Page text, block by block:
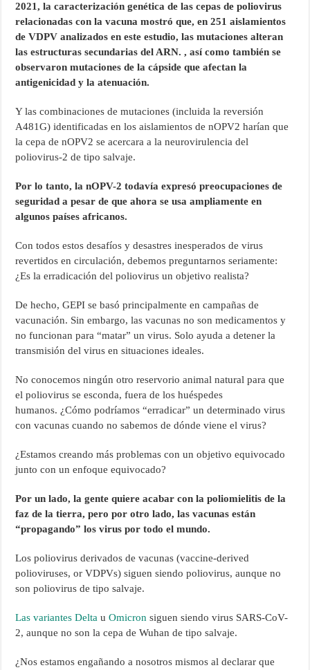
2021, la caracterización genética de las cepas de poliovirus
relacionadas con la vacuna mostró que, en 251 aislamientos
de VDPV analizados en este estudio, las mutaciones alteran
las estructuras secundarias del ARN. , así como también se
observaron mutaciones de la cápside que afectan la
antigenicidad y la atenuación.
Y las combinaciones de mutaciones (incluida la reversión
A481G) identificadas en los aislamientos de nOPV2 harían que
la cepa de nOPV2 se acercara a la neurovirulencia del
poliovirus-2 de tipo salvaje.
Por lo tanto, la nOPV-2 todavía expresó preocupaciones de
seguridad a pesar de que ahora se usa ampliamente en
algunos países africanos.
Con todos estos desafíos y desastres inesperados de virus
revertidos en circulación, debemos preguntarnos seriamente:
¿Es la erradicación del poliovirus un objetivo realista?
De hecho, GEPI se basó principalmente en campañas de
vacunación. Sin embargo, las vacunas no son medicamentos y
no funcionan para “matar” un virus. Solo ayuda a detener la
transmisión del virus en situaciones ideales.
No conocemos ningún otro reservorio animal natural para que
el poliovirus se esconda, fuera de los huéspedes
humanos. ¿Cómo podríamos “erradicar” un determinado virus
con vacunas cuando no sabemos de dónde viene el virus?
¿Estamos creando más problemas con un objetivo equivocado
junto con un enfoque equivocado?
Por un lado, la gente quiere acabar con la poliomielitis de la
faz de la tierra, pero por otro lado, las vacunas están
“propagando” los virus por todo el mundo.
Los poliovirus derivados de vacunas (vaccine-derived
polioviruses, or VDPVs) siguen siendo poliovirus, aunque no
son poliovirus de tipo salvaje.
Las variantes Delta uOmicron siguen siendo virus SARS-CoV-
2, aunque no son la cepa de Wuhan de tipo salvaje.
¿Nos estamos engañando a nosotros mismos al declarar que